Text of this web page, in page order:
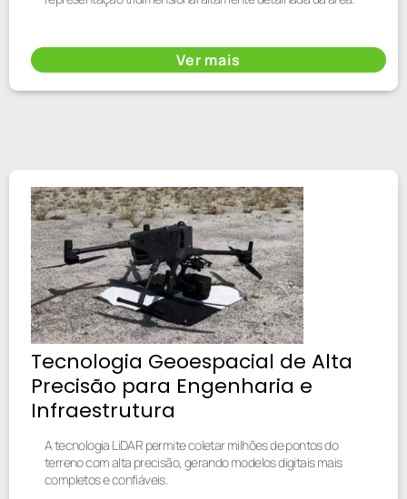
Ver mais
Tecnologia Geoespacial de Alta
Precisão para Engenharia e
Infraestrutura
A tecnologia LiDAR permite coletar milhões de pontos do
terreno com alta precisão, gerando modelos digitais mais
completos e confiáveis.